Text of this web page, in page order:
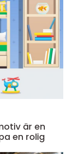
är en
en rolig